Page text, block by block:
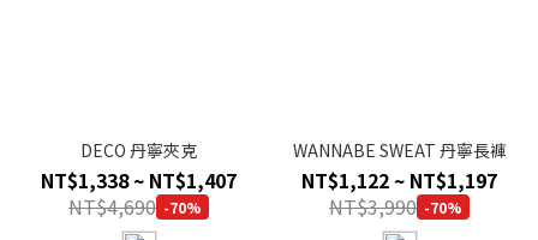
DECO 丹寧夾克
NT$1,338 ~ NT$1,407
NT$4,690 -70%
WANNABE SWEAT 丹寧長褲
NT$1,122 ~ NT$1,197
NT$3,990 -70%